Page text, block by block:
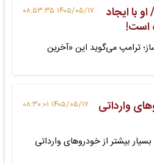
به نفع منافع ملی نبود؟۱۴۰۵/۰۵/۱۷ ۰۸:۵۳:۳۵
با ایجاد
است!
ترامپ می‌گوید این «آخرین
۱۴۰۵/۰۵/۱۷ ۰۸:۳۰:۰۱
وارداتی
بیشتر از خودروهای وارداتی